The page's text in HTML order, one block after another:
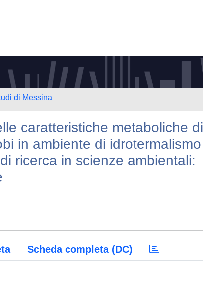
di Messina
caratteristiche metaboliche di
in ambiente di idrotermalismo
ricerca in scienze ambientali:
Scheda completa (DC)